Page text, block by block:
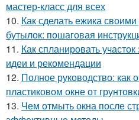
мастер-класс для всех
10. Как сделать ежика
бутылок: пошаговая
11. Как спланировать
идеи и рекомендации
12. Полное руководство: как
пластиковом окне от
13. Чем отмыть окна после